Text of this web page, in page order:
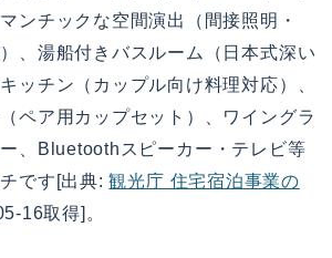
ンチックな空間演出（間接照明・
、湯船付きバスルーム（日本式深い
ッチン（カップル向け料理対応）、
ペア用カップセット）、ワイングラ
、Bluetoothスピーカー・テレビ等
です[出典:観光庁 住宅宿泊事業の
16取得]。